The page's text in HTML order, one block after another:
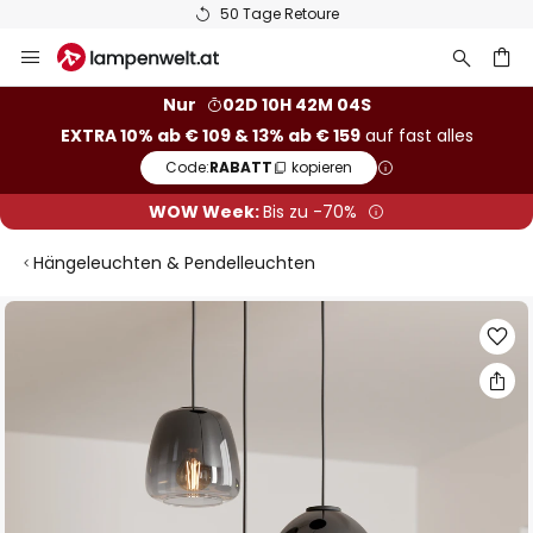
50 Tage Retoure
Inhalt
Nur
02D 10H 42M 03S
EXTRA 10% ab € 109 & 13% ab € 159auf fast alles
Code:RABATT kopieren
WOW Week:Bis zu -70%
Hängeleuchten & Pendelleuchten
Zum
springen